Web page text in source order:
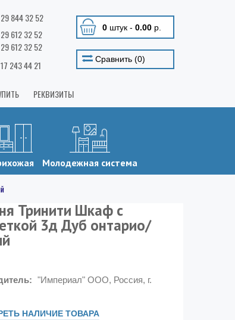
844 32 52
612 32 52
612 32 52
243 44 21
0штук - 0.00р.
Сравнить (0)
РЕКВИЗИТЫ
Молодежная система
Тринити Шкаф с
3д Дуб онтарио/
"Империал" ООО, Россия, г.
НАЛИЧИЕ ТОВАРА